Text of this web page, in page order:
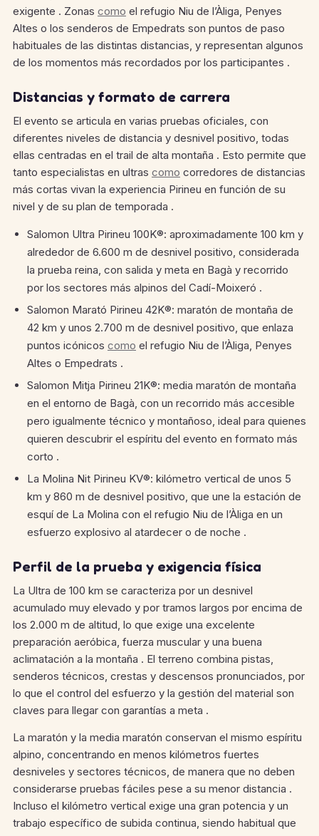
exigente . Zonas como el refugio Niu de l’Àliga, Penyes
Altes o los senderos de Empedrats son puntos de paso
habituales de las distintas distancias, y representan algunos
de los momentos más recordados por los participantes .
Distancias y formato de carrera
El evento se articula en varias pruebas oficiales, con
diferentes niveles de distancia y desnivel positivo, todas
ellas centradas en el trail de alta montaña . Esto permite que
tanto especialistas en ultras como corredores de distancias
más cortas vivan la experiencia Pirineu en función de su
nivel y de su plan de temporada .
Salomon Ultra Pirineu 100K®: aproximadamente 100 km y
alrededor de 6.600 m de desnivel positivo, considerada
la prueba reina, con salida y meta en Bagà y recorrido
por los sectores más alpinos del Cadí-Moixeró .
Salomon Marató Pirineu 42K®: maratón de montaña de
42 km y unos 2.700 m de desnivel positivo, que enlaza
puntos icónicos como el refugio Niu de l’Àliga, Penyes
Altes o Empedrats .
Salomon Mitja Pirineu 21K®: media maratón de montaña
en el entorno de Bagà, con un recorrido más accesible
pero igualmente técnico y montañoso, ideal para quienes
quieren descubrir el espíritu del evento en formato más
corto .
La Molina Nit Pirineu KV®: kilómetro vertical de unos 5
km y 860 m de desnivel positivo, que une la estación de
esquí de La Molina con el refugio Niu de l’Àliga en un
esfuerzo explosivo al atardecer o de noche .
Perfil de la prueba y exigencia física
La Ultra de 100 km se caracteriza por un desnivel
acumulado muy elevado y por tramos largos por encima de
los 2.000 m de altitud, lo que exige una excelente
preparación aeróbica, fuerza muscular y una buena
aclimatación a la montaña . El terreno combina pistas,
senderos técnicos, crestas y descensos pronunciados, por
lo que el control del esfuerzo y la gestión del material son
claves para llegar con garantías a meta .
La maratón y la media maratón conservan el mismo espíritu
alpino, concentrando en menos kilómetros fuertes
desniveles y sectores técnicos, de manera que no deben
considerarse pruebas fáciles pese a su menor distancia .
Incluso el kilómetro vertical exige una gran potencia y un
trabajo específico de subida continua, siendo habitual que